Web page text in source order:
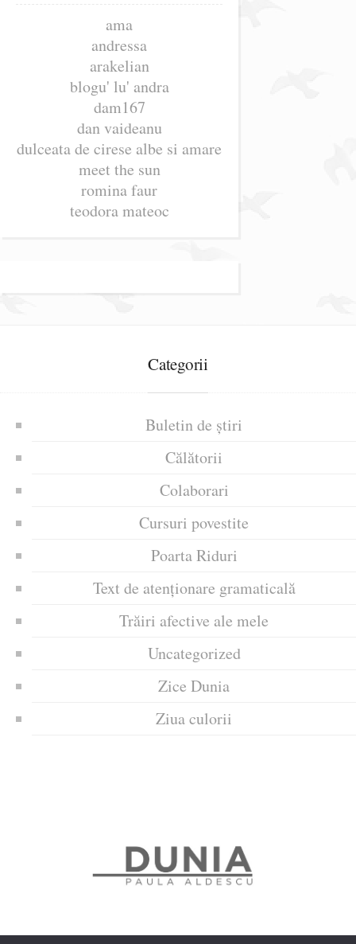
ama
andressa
arakelian
blogu' lu' andra
dam167
dan vaideanu
dulceata de cirese albe si amare
meet the sun
romina faur
teodora mateoc
Categorii
Buletin de știri
Călătorii
Colaborari
Cursuri povestite
Poarta Riduri
Text de atenționare gramaticală
Trăiri afective ale mele
Uncategorized
Zice Dunia
Ziua culorii